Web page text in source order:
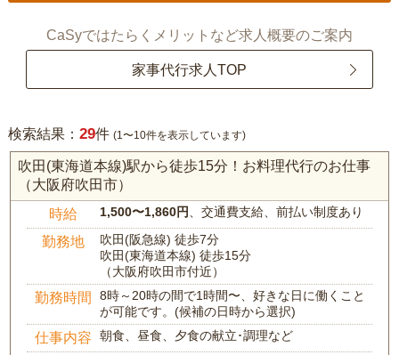
CaSyではたらくメリットなど求人概要のご案内
家事代行求人TOP
検索結果： 29件 (1〜10件を表示しています)
吹田(東海道本線)駅から徒歩15分！お料理代行のお仕事
（大阪府吹田市）
時給 1,500〜1,860円 、交通費支給、前払い制度あり
勤務地
吹田(阪急線) 徒歩7分
吹田(東海道本線) 徒歩15分
（大阪府吹田市付近）
勤務時間
8時～20時の間で1時間〜、好きな日に働くこと
が可能です。(候補の日時から選択)
仕事内容 朝食、昼食、夕食の献立･調理など